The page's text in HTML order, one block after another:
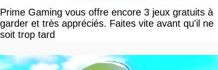
Prime Gaming vous offre encore 3 jeux gratuits à
garder et très appréciés. Faites vite avant qu'il ne
soit trop tard